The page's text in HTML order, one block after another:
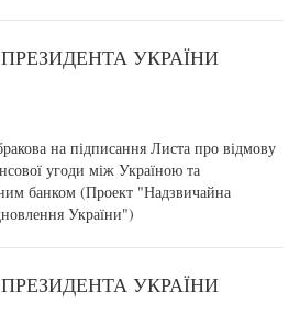
УКРАЇНИ
на підписання Листа про відмову
угоди між Україною та
банком (Проект "Надзвичайна
України")
УКРАЇНИ